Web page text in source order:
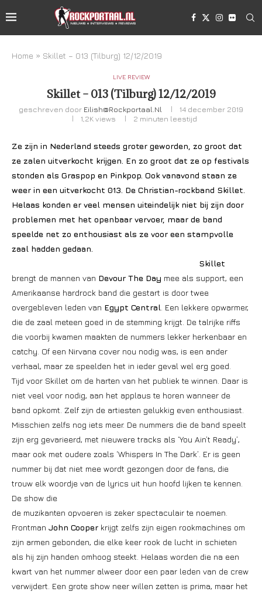
Home » Skillet – 013 (Tilburg) 12/12/2019
LIVE REVIEW
Skillet – 013 (Tilburg) 12/12/2019
geschreven door Eilish@rockportaal.nl
14 december 2019
1,2K views 2 minuten leestijd
Ze zijn in Nederland steeds groter geworden, zo groot dat
ze zalen uitverkocht krijgen. En zo groot dat ze op festivals
stonden als Graspop en Pinkpop. Ook vanavond staan ze
weer in een uitverkocht 013. De Christian-rockband Skillet.
Helaas konden er veel mensen uiteindelijk niet bij zijn door
problemen met het openbaar vervoer, maar de band
speelde net zo enthousiast als ze voor een stampvolle
zaal hadden gedaan.
Skillet
brengt de mannen van Devour The Day mee als support, een
Amerikaanse hardrock band die gestart is door twee
overgebleven leden van Egypt Central . Een lekkere opwarmer,
die de zaal meteen goed in de stemming krijgt. De talrijke riffs
die voorbij kwamen maakten de nummers lekker herkenbaar en
catchy. Of een Nirvana cover nou nodig was, is een ander
verhaal, maar ze speelden het in ieder geval wel erg goed.
Tijd voor Skillet om de harten van het publiek te winnen. Daar is
niet veel voor nodig, aan het applaus te horen wanneer de
band opkomt. Zelf zijn de artiesten gelukkig even enthousiast.
Misschien zelfs nog iets meer. De nummers die de band speelt
zijn erg gevarieerd, met nieuwere tracks als ‘You Ain’t Ready’,
maar ook met oudere zoals ‘Whispers In The Dark’. Er is geen
nummer bij dat niet mee wordt gezongen door de fans, die
trouw elk woordje van de lyrics uit hun hoofd lijken te kennen.
De show die
de muzikanten opvoeren is zeker spectaculair te noemen.
Frontman John Cooper krijgt zelfs zijn eigen rookmachines om
zijn armen gebonden, die elke keer rook de lucht in schieten
als hij zijn handen omhoog steekt. Helaas worden die na een
kwart van het nummer alweer door een paar leden van de crew
verwijdert. Een grote show neer willen zetten is prima, maar het